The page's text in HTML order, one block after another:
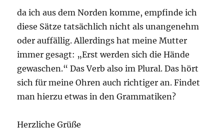
da ich aus dem Norden komme, empfinde ich
diese Sätze tatsächlich nicht als unangenehm
oder auffällig. Allerdings hat meine Mutter
immer gesagt: „Erst werden sich die Hände
gewaschen.“ Das Verb also im Plural. Das hört
sich für meine Ohren auch richtiger an. Findet
man hierzu etwas in den Grammatiken?
Herzliche Grüße